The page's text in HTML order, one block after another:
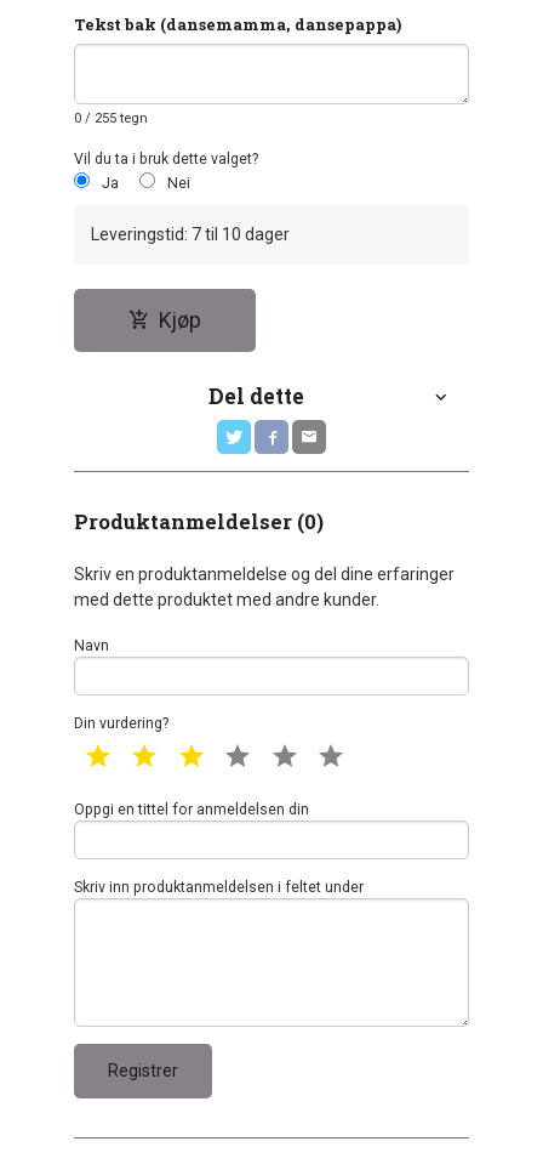
Tekst bak (dansemamma, dansepappa)
0 / 255 tegn
Vil du ta i bruk dette valget?
Ja
Nei
Leveringstid: 7 til 10 dager
Kjøp
Del dette
Produktanmeldelser (0)
Skriv en produktanmeldelse og del dine erfaringer
med dette produktet med andre kunder.
Navn
Din vurdering?
1 star 2 star 3 star 4 star 5 star
Oppgi en tittel for anmeldelsen din
Skriv inn produktanmeldelsen i feltet under